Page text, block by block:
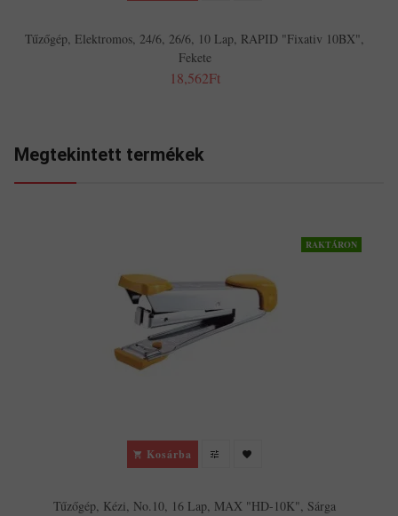
Tűzőgép, Elektromos, 24/6, 26/6, 10 Lap, RAPID "Fixativ 10BX",
Fekete
18,562Ft
Megtekintett termékek
RAKTÁRON
Kosárba
Tűzőgép, Kézi, No.10, 16 Lap, MAX "HD-10K", Sárga